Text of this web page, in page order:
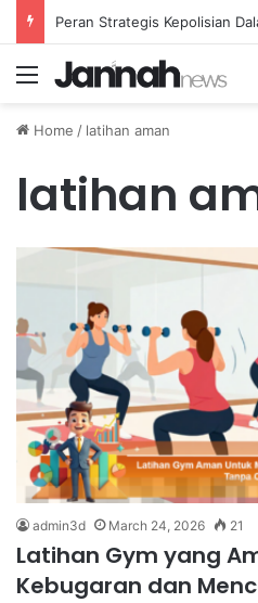
Menu
Home / latihan aman
latihan
admin3d March 24, 2026 21
Latihan Gym yang
Kebugaran dan